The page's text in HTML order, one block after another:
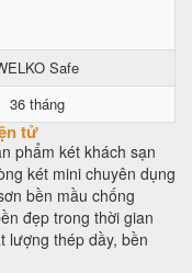
Safe
36 tháng
tử
phẩm két khách sạn
két mini chuyên dụng
bền mầu chống
đẹp trong thời gian
lượng thép dầy, bền